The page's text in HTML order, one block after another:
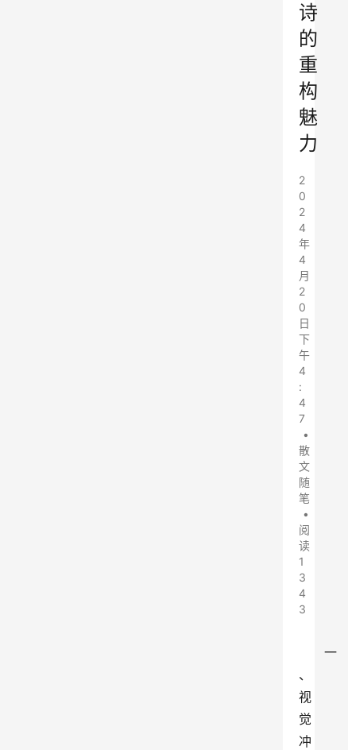
诗
的
重
构
魅
力
2
0
2
4
年
4
月
2
0
日
下
午
4
:
4
7
•
散
文
随
笔
•
阅
读
1
3
4
3
一
、
视
觉
冲